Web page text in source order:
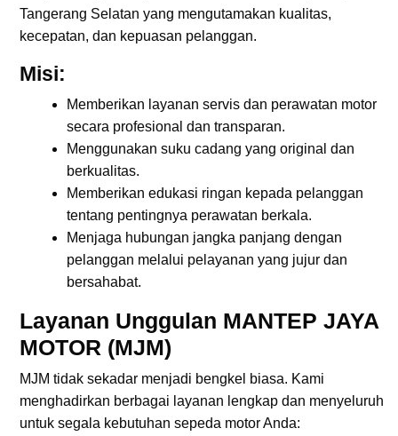
Tangerang Selatan yang mengutamakan kualitas,
kecepatan, dan kepuasan pelanggan.
Misi:
Memberikan layanan servis dan perawatan motor
secara profesional dan transparan.
Menggunakan suku cadang yang original dan
berkualitas.
Memberikan edukasi ringan kepada pelanggan
tentang pentingnya perawatan berkala.
Menjaga hubungan jangka panjang dengan
pelanggan melalui pelayanan yang jujur dan
bersahabat.
Layanan Unggulan MANTEP JAYA
MOTOR (MJM)
MJM tidak sekadar menjadi bengkel biasa. Kami
menghadirkan berbagai layanan lengkap dan menyeluruh
untuk segala kebutuhan sepeda motor Anda: